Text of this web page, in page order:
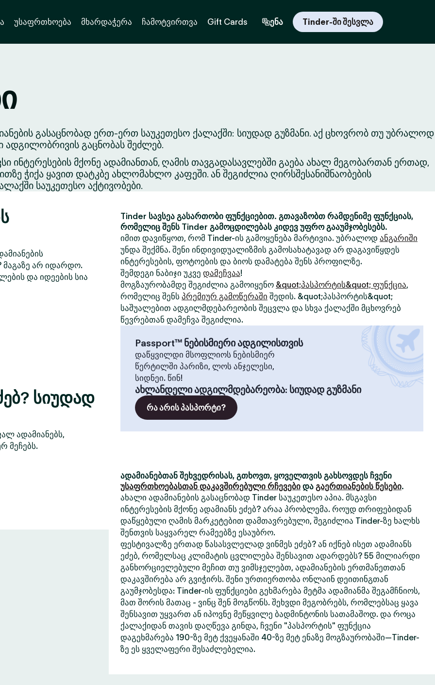
უსაფრთხოება მხარდაჭერა ჩამოტვირთვა Gift Cards ენა Tinder-ში შესვლა
გასაცნობად ერთ-ერთ საუკეთესო ქალაქში: სიუდად გუზმანი. აქ ცხოვრობ თუ უბრალოდ
ადგილობრივის გაცნობას შეძლებ.
ინტერესების მქონე ადამიანთან, ღამის თავგადასავლებში გაება ახალ მეგობართან ერთად,
ჭიქა ყავით დატკბე ახლომახლო კაფეში. ან შეგიძლია ღირსშესანიშნაობების
საუკეთესო აქტივობები.
მაგაზე არ იდარდო.
და იდეების სია
სიუდად
ადამიანებს,
მეჩებს.
Tinder სავსეა გასართობი ფუნქციებით. გთავაზობთ რამდენიმე ფუნქციას,
რომელიც შენს Tinder გამოცდილებას კიდევ უფრო გააუმჯობესებს.
იმით დავიწყოთ, რომ Tinder-ის გამოყენება მარტივია. უბრალოდ ანგარიში
უნდა შექმნა. შენი ინდივიდუალიზმის გამოსახატავად არ დაგავიწყდეს
ინტერესების, ფოტოების და ბიოს დამატება შენს პროფილზე.
შემდეგი ნაბიჯი უკვე დამეჩვაა!
მოგზაურობამდე შეგიძლია გამოიყენო &quot;პასპორტის&quot; ფუნქცია,
რომელიც შენს პრემიურ გამოწერაში შედის. &quot;პასპორტის&quot;
საშუალებით ადგილმდებარეობის შეცვლა და სხვა ქალაქში მცხოვრებ
წევრებთან დამეჩვა შეგიძლია.
Passport™ ნებისმიერი ადგილისთვის
დაწყვილდი მსოფლიოს ნებისმიერ
წერტილში პარიზი, ლოს ანჯელესი,
სიდნეი. წინ!
ახლანდელი ადგილმდებარეობა: სიუდად გუზმანი
რა არის პასპორტი?
ადამიანებთან შეხვედრისას, გთხოვთ, ყოველთვის გახსოვდეს ჩვენი
უსაფრთხოებასთან დაკავშირებული რჩევები და გაერთიანების წესები.
ახალი ადამიანების გასაცნობად Tinder საუკეთესო აპია. მსგავსი
ინტერესების მქონე ადამიანს ეძებ? არაა პრობლემა. როუდ თრიფებიდან
დაწყებული ღამის მარკეტებით დამთავრებული, შეგიძლია Tinder-ზე ხალხს
შენთვის საყვარელ რამეებზე ესაუბრო.
ფესტივალზე ერთად წასასვლელად ვინმეს ეძებ? ან იქნებ ისეთ ადამიანს
ეძებ, რომელსაც კლიმატის ცვლილება შენსავით ადარდებს? 55 მილიარდი
განხორციელებული მეჩით თუ ვიმსჯელებთ, ადამიანების ერთმანეთთან
დაკავშირება არ გვიჭირს. შენი ურთიერთობა ონლაინ დეითინგთან
გაუმჯობესდა: Tinder-ის ფუნქციები გეხმარება მეტმა ადამიანმა შეგამჩნიოს,
მათ შორის მათაც - ვინც შენ მოგწონს. შეხვდი მეგობრებს, რომლებსაც ყავა
შენსავით უყვართ ან იპოვნე მეწყვილე ბადმინტონის სათამაშოდ. და როცა
ქალაქიდან თავის დაღწევა გინდა, ჩვენი "პასპორტის" ფუნქცია
დაგეხმარება 190-ზე მეტ ქვეყანაში 40-ზე მეტ ენაზე მოგზაურობაში—Tinder-
ზე ეს ყველაფერი შესაძლებელია.